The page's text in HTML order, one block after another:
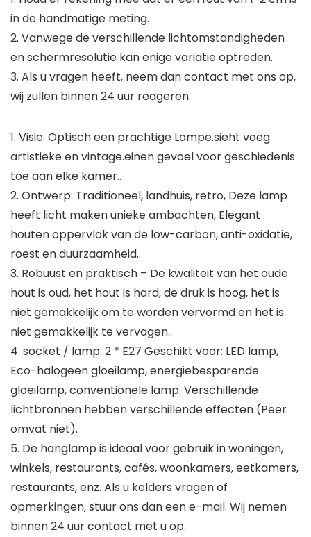
in de handmatige meting.
2. Vanwege de verschillende lichtomstandigheden
en schermresolutie kan enige variatie optreden.
3. Als u vragen heeft, neem dan contact met ons op,
wij zullen binnen 24 uur reageren.
1. Visie: Optisch een prachtige Lampe.sieht voeg
artistieke en vintage.einen gevoel voor geschiedenis
toe aan elke kamer..
2. Ontwerp: Traditioneel, landhuis, retro, Deze lamp
heeft licht maken unieke ambachten, Elegant
houten oppervlak van de low-carbon, anti-oxidatie,
roest en duurzaamheid..
3. Robuust en praktisch – De kwaliteit van het oude
hout is oud, het hout is hard, de druk is hoog, het is
niet gemakkelijk om te worden vervormd en het is
niet gemakkelijk te vervagen..
4. socket / lamp: 2 * E27 Geschikt voor: LED lamp,
Eco-halogeen gloeilamp, energiebesparende
gloeilamp, conventionele lamp. Verschillende
lichtbronnen hebben verschillende effecten (Peer
omvat niet).
5. De hanglamp is ideaal voor gebruik in woningen,
winkels, restaurants, cafés, woonkamers, eetkamers,
restaurants, enz. Als u kelders vragen of
opmerkingen, stuur ons dan een e-mail. Wij nemen
binnen 24 uur contact met u op.